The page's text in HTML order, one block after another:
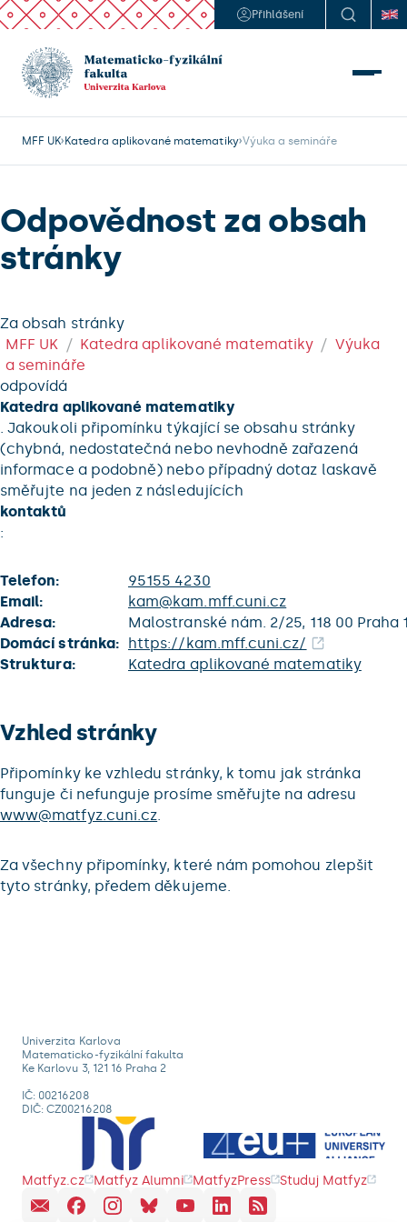
Přihlášení
MFF UK Katedra aplikované matematiky Výuka a semináře
Odpovědnost za obsah
stránky
Za obsah stránky
MFF UK
Katedra aplikované matematiky
Výuka
a semináře
odpovídá
Katedra aplikované matematiky
. Jakoukoli připomínku týkající se obsahu stránky
(chybná, nedostatečná nebo nevhodně zařazená
informace a podobně) nebo případný dotaz laskavě
směřujte na jeden z následujících
kontaktů
:
Telefon:
95155 4230
Email:
kam@kam.mff.cuni.cz
Adresa:
Malostranské nám. 2/25, 118 00 Praha
Domácí stránka: https://kam.mff.cuni.cz/
Struktura:
Katedra aplikované matematiky
Vzhled stránky
Připomínky ke vzhledu stránky, k tomu jak stránka
funguje či nefunguje prosíme směřujte na adresu
www@matfyz.cuni.cz.
Za všechny připomínky, které nám pomohou zlepšit
tyto stránky, předem děkujeme.
Univerzita Karlova
Matematicko-fyzikální fakulta
Ke Karlovu 3, 121 16 Praha 2
IČ: 00216208
DIČ: CZ00216208
Matfyz.cz Matfyz Alumni MatfyzPress Studuj Matfyz